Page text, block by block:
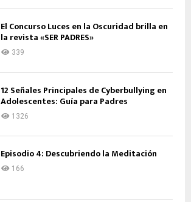
El Concurso Luces en la Oscuridad brilla en
la revista «SER PADRES»
339
12 Señales Principales de Cyberbullying en
Adolescentes: Guía para Padres
1326
Episodio 4: Descubriendo la Meditación
166